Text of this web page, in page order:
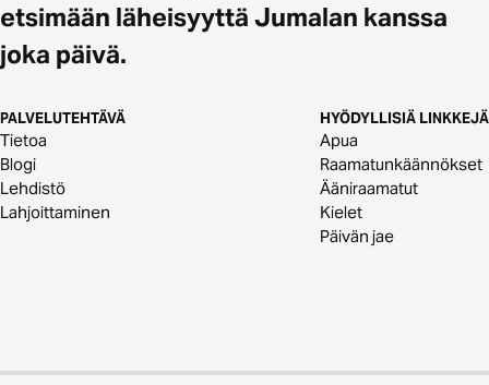
etsimään läheisyyttä Jumalan kanssa
joka päivä.
PALVELUTEHTÄVÄ
Tietoa
Blogi
Lehdistö
Lahjoittaminen
HYÖDYLLISIÄ LINKKEJÄ
Apua
Raamatunkäännökset
Ääniraamatut
Kielet
Päivän jae